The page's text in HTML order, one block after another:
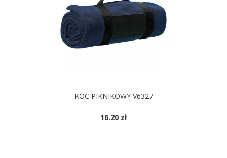
KOC PIKNIKOWY V6327
16.20 zł